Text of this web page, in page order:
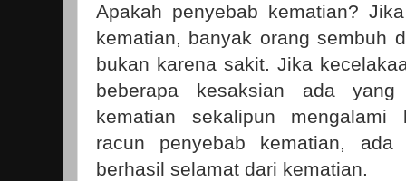
Apakah penyebab kematian?
kematian, banyak orang sembuh
bukan karena sakit. Jika
beberapa kesaksian ada
kematian sekalipun mengalami
racun penyebab kematian, ada
berhasil selamat dari kematian.